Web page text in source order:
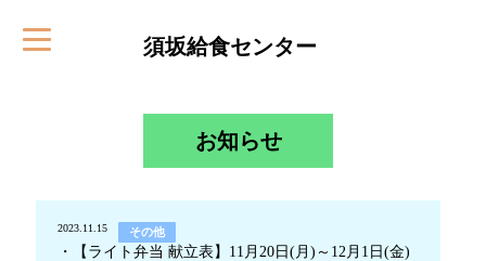
須坂給食センター
お知らせ
2023.11.15 その他
・【ライト弁当 献立表】11月20日(月)～12月1日(金)